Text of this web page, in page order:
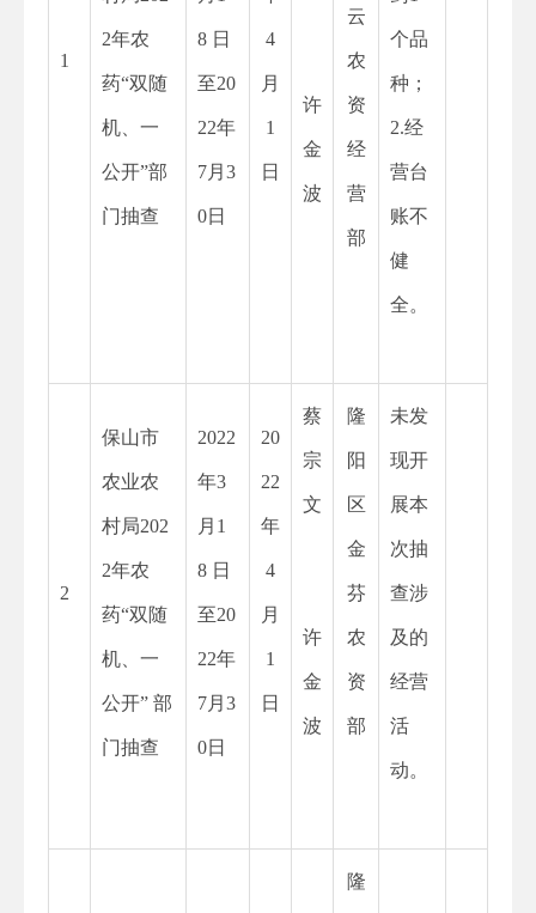
1
2年农
药“双随
机、一
公开”部
门抽查
8 日
至20
22年
7月3
0日
4
月
1
日
许
金
波
云
农
资
经
营
部
个品
种；
2.经
营台
账不
健
全。
2
保山市
农业农
村局202
2年农
药“双随
机、一
公开” 部
门抽查
2022
年3
月1
8 日
至20
22年
7月3
0日
20
22
年
4
月
1
日
蔡
宗
文
许
金
波
隆
阳
区
金
芬
农
资
部
未发
现开
展本
次抽
查涉
及的
经营
活
动。
隆